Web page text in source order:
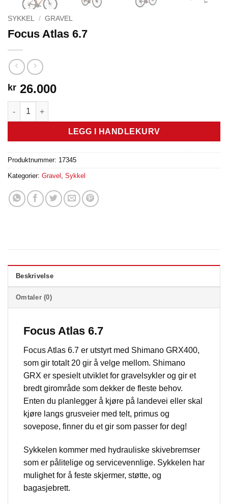
SYKKEL / GRAVEL
Focus Atlas 6.7
kr 26.000
Focus Atlas 6.7 antall
LEGG I HANDLEKURV
Produktnummer: 17345
Kategorier: Gravel , Sykkel
Beskrivelse
Omtaler (0)
Focus Atlas 6.7
Focus Atlas 6.7 er utstyrt med Shimano GRX400,
som gir totalt 20 gir å velge mellom. Shimano
GRX er spesielt utviklet for gravelsykler og gir et
bredt girområde som dekker de fleste behov.
Enten du planlegger å kjøre på landevei eller skal
kjøre langs grusveier med telt, primus og
sovepose, finner du et gir som passer for deg!
Sykkelen kommer med hydrauliske skivebremser
som er pålitelige og servicevennlige. Sykkelen har
mulighet for å feste skjermer, støtte, og
bagasjebrett.